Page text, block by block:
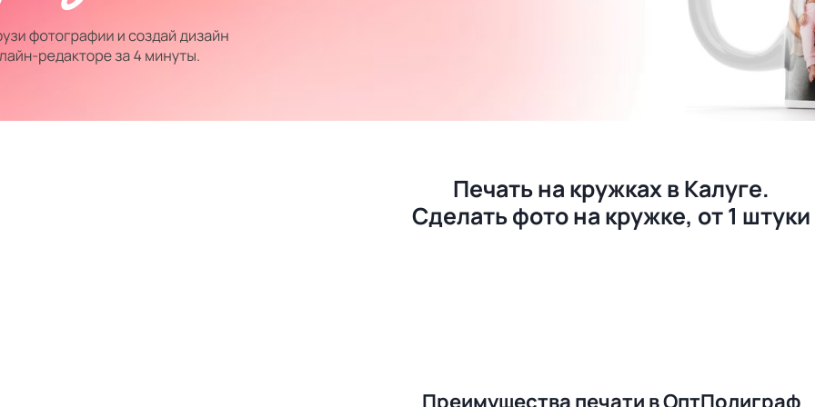
Печать на кружках в Калуге.
Сделать фото на кружке, от 1 штуки
Преимущества печати в ОптПолиграф